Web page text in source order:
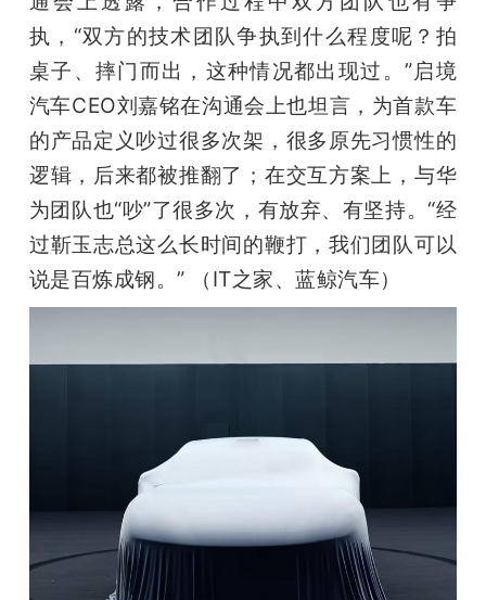
执，“双方的技术团队争执到什么程度呢？拍
桌子、摔门而出，这种情况都出现过。”启境
汽车CEO刘嘉铭在沟通会上也坦言，为首款车
的产品定义吵过很多次架，很多原先习惯性的
逻辑，后来都被推翻了；在交互方案上，与华
为团队也“吵”了很多次，有放弃、有坚持。“经
过靳玉志总这么长时间的鞭打，我们团队可以
说是百炼成钢。” （IT之家、蓝鲸汽车）